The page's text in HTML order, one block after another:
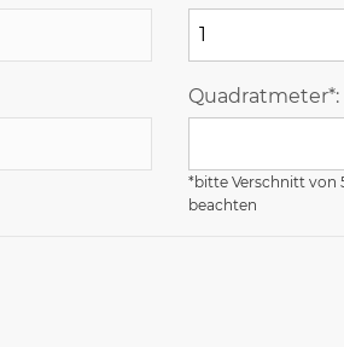
Quadratmeter*:
*bitte Verschnitt von
beachten